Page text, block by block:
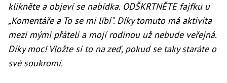
klikněte a objeví se nabídka. ODŠKRTNĚTE fajfku u
„Komentáře a To se mi líbí“. Díky tomuto má aktivita
mezi mými přáteli a mojí rodinou už nebude veřejná.
Díky moc! Vložte si to na zeď, pokud se taky staráte o
své soukromí.